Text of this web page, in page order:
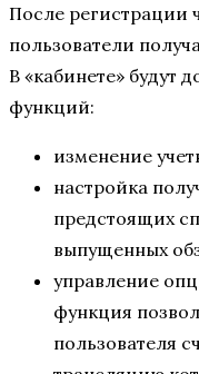
После регистрации
пользователи
В «кабинете» будут
функций:
изменение
настройка
предстоящих
выпущенных
управление
функция
пользователя